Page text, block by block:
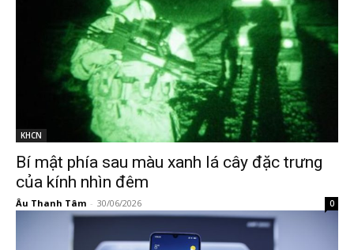
KHCN
Bí mật phía sau màu xanh lá cây đặc trưng
của kính nhìn đêm
Âu Thanh Tâm - 30/06/2026 0